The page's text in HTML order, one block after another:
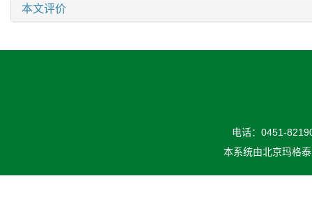
本文评价
电话：0451-
本系统由北京玛格